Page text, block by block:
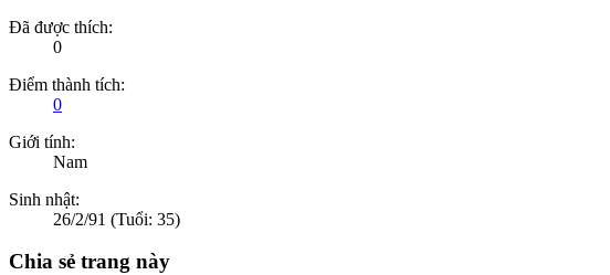
Đã được thích:
0
Điểm thành tích:
0
Giới tính:
Nam
Sinh nhật:
26/2/91 (Tuổi: 35)
Chia sẻ trang này